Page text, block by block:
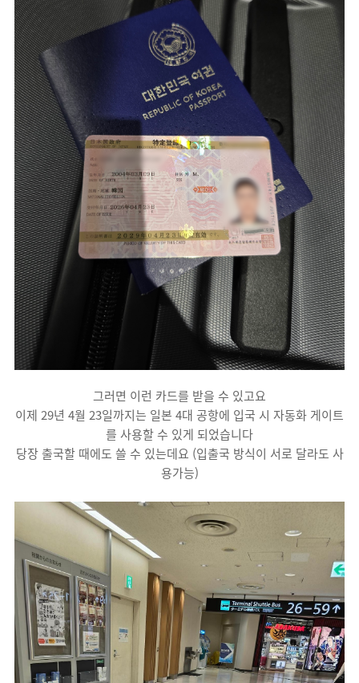
그러면 이런 카드를 받을 수 있고요
이제 29년 4월 23일까지는 일본 4대 공항에 입국 시 자동화 게이트
를 사용할 수 있게 되었습니다
당장 출국할 때에도 쓸 수 있는데요 (입출국 방식이 서로 달라도 사
용가능)